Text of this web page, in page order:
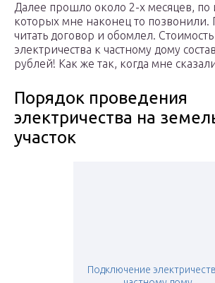
Далее прошло около 2-х месяцев, по
которых мне наконец то позвонили.
читать договор и обомлел.
электричества к частному дому
рублей! Как же так, когда мне
Порядок проведения
электричества на
участок
Подключение